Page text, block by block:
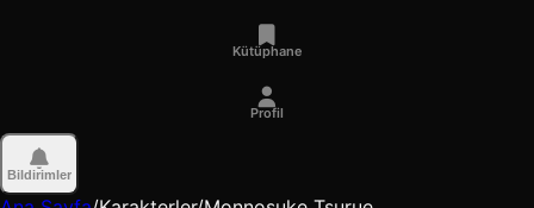
Kütüphane
Profil
Bildirimler